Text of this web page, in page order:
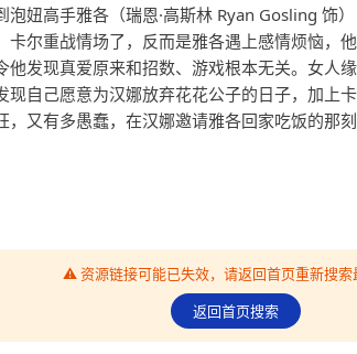
泡妞高手雅各（瑞恩·高斯林 Ryan Gosling 饰
卡尔重战情场了，反而是雅各遇上感情烦恼，
他发现真爱原来和招数、游戏根本无关。女人
现自己愿意为汉娜放弃花花公子的日子，加上
，又有多愚蠢，在汉娜邀请雅各回家吃饭的那
⚠️ 资源链接可能已失效，请返回首页重新搜索
返回首页搜索